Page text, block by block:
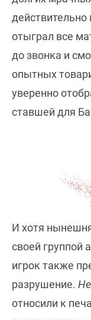
действительно
отыграл все
до звонка и
опытных
уверенно
ставшей для
И хотя
своей группой
игрок также
разрушение.
относили к